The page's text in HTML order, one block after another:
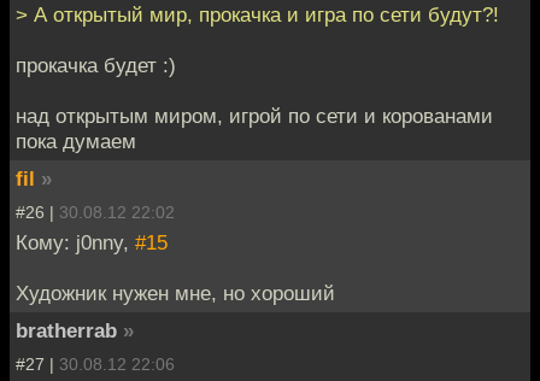
> А открытый мир, прокачка и игра по сети будут?!
прокачка будет :)
над открытым миром, игрой по сети и корованами
пока думаем
fil »
#26 | 30.08.12 22:02
Кому: j0nny, #15
Художник нужен мне, но хороший
bratherrab »
#27 | 30.08.12 22:06